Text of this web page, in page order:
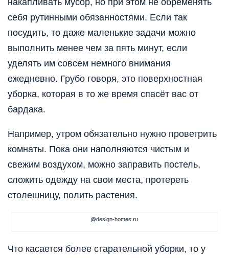
себя рутинными обязанностями. Если так
посудить, то даже маленькие задачи можно
выполнить менее чем за пять минут, если
уделять им совсем немного внимания
ежедневно. Грубо говоря, это поверхностная
уборка, которая в то же время спасёт вас от
бардака.
Например, утром обязательно нужно проветрить
комнаты. Пока они наполняются чистым и
свежим воздухом, можно заправить постель,
сложить одежду на свои места, протереть
столешницу, полить растения.
@design-homes.ru
Что касается более старательной уборки, то у